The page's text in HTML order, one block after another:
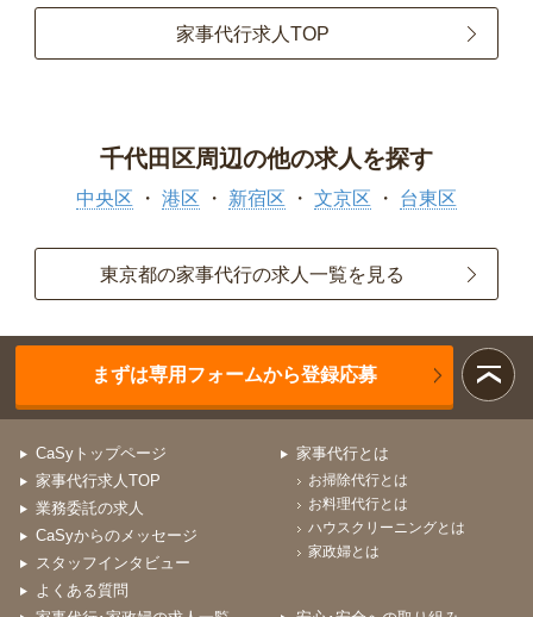
家事代行求人TOP
千代田区周辺の他の求人を探す
中央区 港区 新宿区 文京区 台東区
東京都の家事代行の求人一覧を見る
まずは専用フォームから登録応募
CaSyトップページ
家事代行求人TOP
業務委託の求人
CaSyからのメッセージ
スタッフインタビュー
よくある質問
家事代行とは
お掃除代行とは
お料理代行とは
ハウスクリーニングとは
家政婦とは